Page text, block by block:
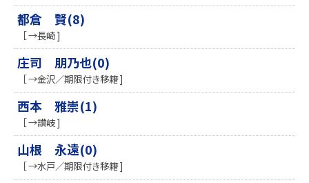
都倉 賢(8)
［ →長崎 ]
庄司 朋乃也(0)
［ →金沢／期限付き移籍 ]
西本 雅崇(1)
［ →讃岐 ]
山根 永遠(0)
［ →水戸／期限付き移籍 ]